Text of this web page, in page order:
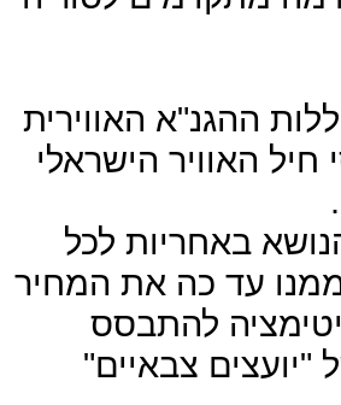
ההגנ"א האווירית
האוויר הישראלי
באחריות לכל
עד כה את המחיר
להתבסס
"יועצים צבאיים"